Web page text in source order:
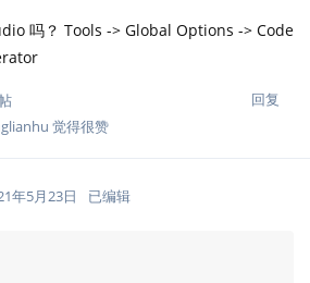
吗？ Tools -> Global Options -> Code
回复
觉得很赞
年5月23日 已编辑